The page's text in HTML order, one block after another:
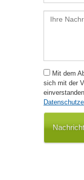
Mit dem
sich mit der